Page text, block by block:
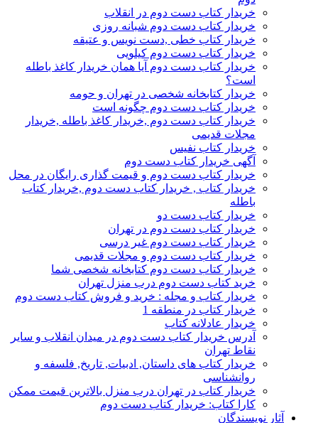
خریدار کتاب دست دوم در انقلاب
خریدار کتاب دست دوم شبانه روزی
خریدار کتاب خطی ,دست نویس و عتیقه
خریدار کتاب دست دوم کیلویی
خریدار کتاب دست دوم آیا همان خریدار کاغذ باطله
است؟
خریدار کتابخانه شخصی در تهران و حومه
خریدار کتاب دست دوم چگونه است
خریدار کتاب دست دوم ,خریدار کاغذ باطله ,خریدار
مجلات قدیمی
خریدار کتاب نفیس
آگهی خریدار کتاب دست دوم
خریدار کتاب دست دوم و قیمت گذاری رایگان در محل
خریدار کتاب , خریدار کتاب دست دوم ,خریدار کتاب
باطله
خریدار کتاب دست دو
خریدار کتاب دست دوم در تهران
خریدار کتاب دست دوم غیر درسی
خریدار کتاب دست دوم و مجلات قدیمی
خریدار کتاب دست دوم کتابخانه شخصی شما
خرید کتاب دست دوم درب منزل تهران
خریدار کتاب و مجله : خرید و فروش کتاب دست دوم
خریدار کتاب در منطقه 1
خریدار عادلانه کتاب
آدرس خریدار کتاب دست دوم در میدان انقلاب و سایر
نقاط تهران
خریدار کتاب های داستان, ادبیات, تاریخ, فلسفه و
روانشناسی
خریدار کتاب در تهران درب منزل بالاترین قیمت ممکن
کارا کتاب: خریدار کتاب دست دوم
آثار نویسندگان